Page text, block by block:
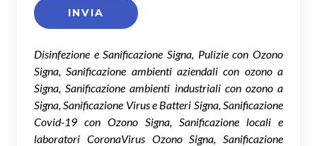
Disinfezione e Sanificazione Signa, Pulizie con Ozono
Signa, Sanificazione ambienti aziendali con ozono a
Signa, Sanificazione ambienti industriali con ozono a
Signa, Sanificazione Virus e Batteri Signa, Sanificazione
Covid-19 con Ozono Signa, Sanificazione locali e
laboratori CoronaVirus Ozono Signa, Sanificazione